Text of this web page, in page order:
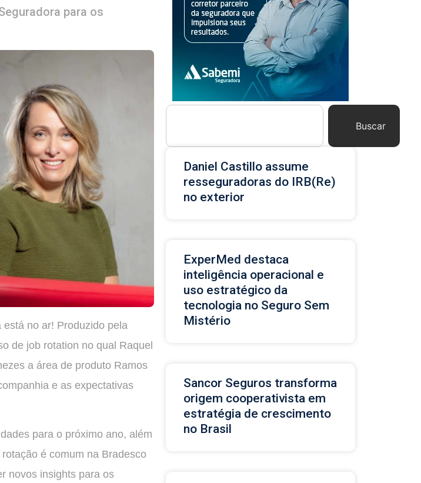
para os
está no ar! Produzido pela
de job rotation no qual Raquel
a área de produto Ramos
e as expectativas
para o próximo ano, além
é comum na Bradesco
novos insights para os
Buscar
Daniel Castillo assume
resseguradoras do IRB(Re)
no exterior
ExperMed destaca
inteligência operacional e
uso estratégico da
tecnologia no Seguro Sem
Mistério
Sancor Seguros transforma
origem cooperativista em
estratégia de crescimento
no Brasil